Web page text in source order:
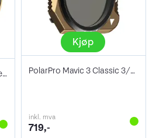
PolarPro Mavic 2 Zoom Cinema Shutter Col
Kjøp
PolarPro Mavic 3 Classic 3/6 Stop VND
inkl. mva
719,-